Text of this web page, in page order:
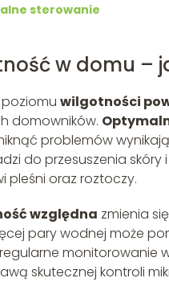
sterowanie
w domu –
wilgotności
domowników.
problemów
do przesuszenia
pleśni oraz roztoczy.
względna zmienia
pary wodnej może
monitorowanie
skutecznej kontroli